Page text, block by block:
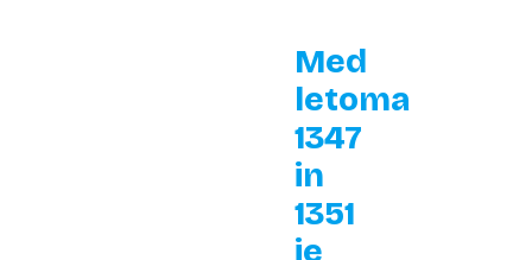
Med
letoma
1347
in
1351
je